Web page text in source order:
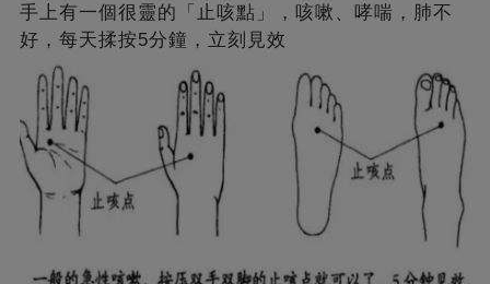
手上有一個很靈的「止咳點」，咳嗽、哮喘，肺不
好，每天揉按5分鐘，立刻見效